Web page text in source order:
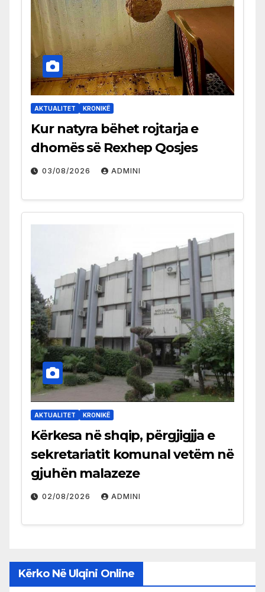
AKTUALITET KRONIKË
Kur natyra bëhet rojtarja e
dhomës së Rexhep Qosjes
03/08/2026 ADMINI
AKTUALITET KRONIKË
Kërkesa në shqip, përgjigjja e
sekretariatit komunal vetëm në
gjuhën malazeze
02/08/2026 ADMINI
Kërko Në Ulqini Online